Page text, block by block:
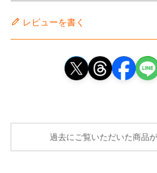
レビューを書く
過去にご覧いただいた商品